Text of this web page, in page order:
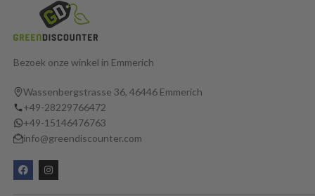
Bezoek onze winkel in Emmerich
Wassenbergstrasse 36, 46446 Emmerich
+49-28229766472
+49-15146476763
info@greendiscounter.com